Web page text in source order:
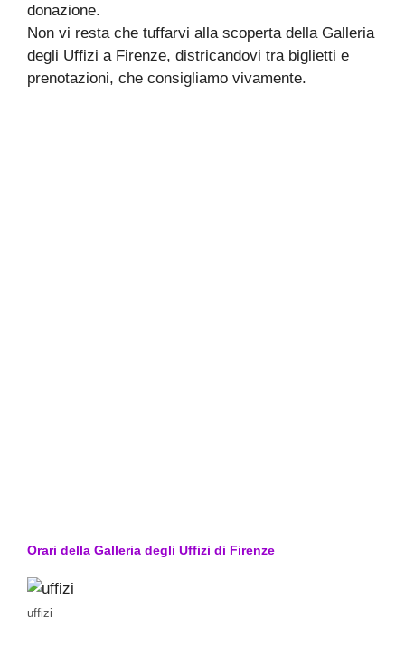
donazione.
Non vi resta che tuffarvi alla scoperta della Galleria
degli Uffizi a Firenze, districandovi tra biglietti e
prenotazioni, che consigliamo vivamente.
Orari della Galleria degli Uffizi di Firenze
uffizi